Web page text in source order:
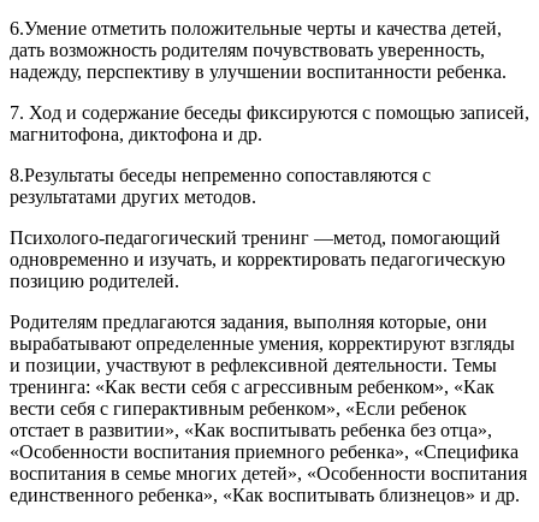
6.Умение отметить положительные черты и качества детей,
дать возможность родителям почувствовать уверенность,
надежду, перспективу в улучшении воспитанности ребенка.
7. Ход и содержание беседы фиксируются с помощью записей,
магнитофона, диктофона и др.
8.Результаты беседы непременно сопоставляются с
результатами других методов.
Психолого-педагогический тренинг —метод, помогающий
одновременно и изучать, и корректировать педагогическую
позицию родителей.
Родителям предлагаются задания, выполняя которые, они
вырабатывают определенные умения, корректируют взгляды
и позиции, участвуют в рефлексивной деятельности. Темы
тренинга: «Как вести себя с агрессивным ребенком», «Как
вести себя с гиперактивным ребенком», «Если ребенок
отстает в развитии», «Как воспитывать ребенка без отца»,
«Особенности воспитания приемного ребенка», «Специфика
воспитания в семье многих детей», «Особенности воспитания
единственного ребенка», «Как воспитывать близнецов» и др.